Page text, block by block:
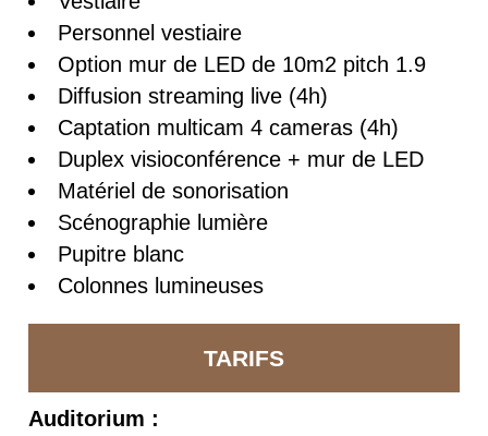
Personnel vestiaire
Option mur de LED de 10m2 pitch 1.9
Diffusion streaming live (4h)
Captation multicam 4 cameras (4h)
Duplex visioconférence + mur de LED
Matériel de sonorisation
Scénographie lumière
Pupitre blanc
Colonnes lumineuses
TARIFS
Auditorium :